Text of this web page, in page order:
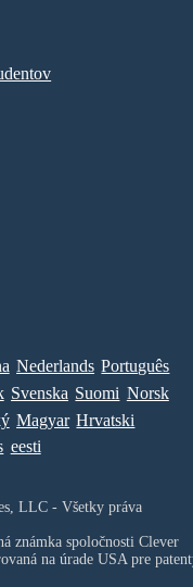
Nederlands Português
Svenska Suomi Norsk
Magyar Hrvatski
eesti
LLC - Všetky práva
známka spoločnosti Clever
na úrade USA pre